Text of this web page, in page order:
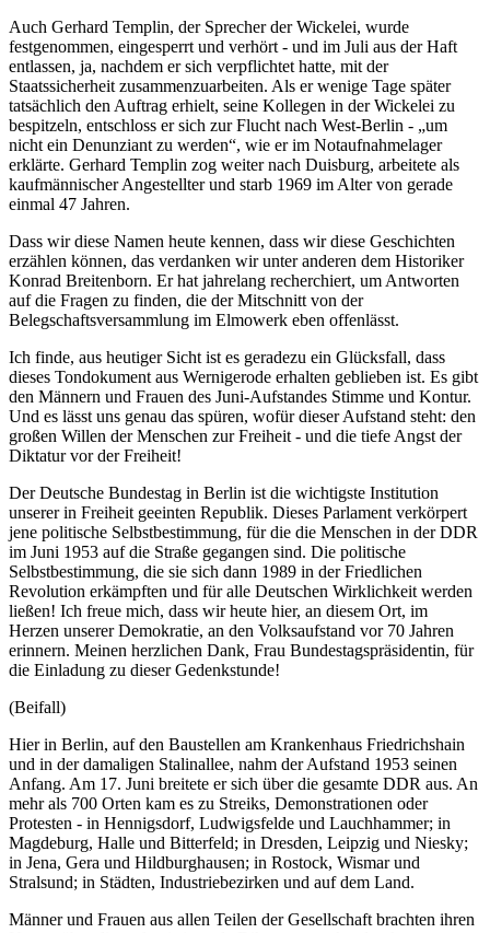
Auch Gerhard Templin, der Sprecher der Wickelei, wurde
festgenommen, eingesperrt und verhört - und im Juli aus der Haft
entlassen, ja, nachdem er sich verpflichtet hatte, mit der
Staatssicherheit zusammenzuarbeiten. Als er wenige Tage später
tatsächlich den Auftrag erhielt, seine Kollegen in der Wickelei zu
bespitzeln, entschloss er sich zur Flucht nach West-Berlin - „um
nicht ein Denunziant zu werden“, wie er im Notaufnahmelager
erklärte. Gerhard Templin zog weiter nach Duisburg, arbeitete als
kaufmännischer Angestellter und starb 1969 im Alter von gerade
einmal 47 Jahren.
Dass wir diese Namen heute kennen, dass wir diese Geschichten
erzählen können, das verdanken wir unter anderen dem Historiker
Konrad Breitenborn. Er hat jahrelang recherchiert, um Antworten
auf die Fragen zu finden, die der Mitschnitt von der
Belegschaftsversammlung im Elmowerk eben offenlässt.
Ich finde, aus heutiger Sicht ist es geradezu ein Glücksfall, dass
dieses Tondokument aus Wernigerode erhalten geblieben ist. Es gibt
den Männern und Frauen des Juni-Aufstandes Stimme und Kontur.
Und es lässt uns genau das spüren, wofür dieser Aufstand steht: den
großen Willen der Menschen zur Freiheit - und die tiefe Angst der
Diktatur vor der Freiheit!
Der Deutsche Bundestag in Berlin ist die wichtigste Institution
unserer in Freiheit geeinten Republik. Dieses Parlament verkörpert
jene politische Selbstbestimmung, für die die Menschen in der DDR
im Juni 1953 auf die Straße gegangen sind. Die politische
Selbstbestimmung, die sie sich dann 1989 in der Friedlichen
Revolution erkämpften und für alle Deutschen Wirklichkeit werden
ließen! Ich freue mich, dass wir heute hier, an diesem Ort, im
Herzen unserer Demokratie, an den Volksaufstand vor 70 Jahren
erinnern. Meinen herzlichen Dank, Frau Bundestagspräsidentin, für
die Einladung zu dieser Gedenkstunde!
(Beifall)
Hier in Berlin, auf den Baustellen am Krankenhaus Friedrichshain
und in der damaligen Stalinallee, nahm der Aufstand 1953 seinen
Anfang. Am 17. Juni breitete er sich über die gesamte DDR aus. An
mehr als 700 Orten kam es zu Streiks, Demonstrationen oder
Protesten - in Hennigsdorf, Ludwigsfelde und Lauchhammer; in
Magdeburg, Halle und Bitterfeld; in Dresden, Leipzig und Niesky;
in Jena, Gera und Hildburghausen; in Rostock, Wismar und
Stralsund; in Städten, Industriebezirken und auf dem Land.
Männer und Frauen aus allen Teilen der Gesellschaft brachten ihren